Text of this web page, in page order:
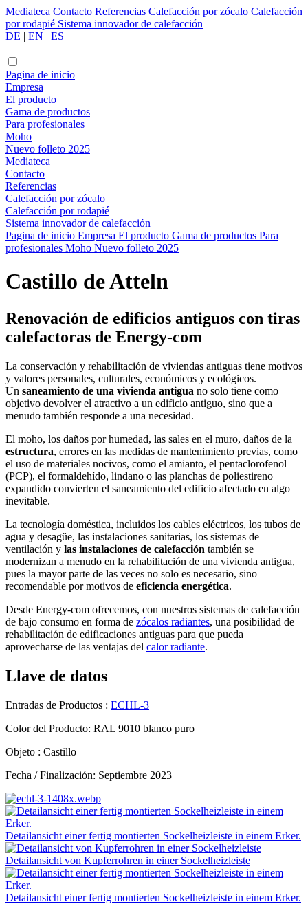
Mediateca Contacto Referencias Calefacción por zócalo Calefacción
por rodapié Sistema innovador de calefacción
DE | EN | ES
Pagina de inicio
Empresa
El producto
Gama de productos
Para profesionales
Moho
Nuevo folleto 2025
Mediateca
Contacto
Referencias
Calefacción por zócalo
Calefacción por rodapié
Sistema innovador de calefacción
Pagina de inicio Empresa El producto Gama de productos Para
profesionales Moho Nuevo folleto 2025
Castillo de Atteln
Renovación de edificios antiguos con tiras
calefactoras de Energy-com
La conservación y rehabilitación de viviendas antiguas tiene motivos
y valores personales, culturales, económicos y ecológicos.
Un saneamiento de una vivienda antigua no solo tiene como
objetivo devolver el atractivo a un edificio antiguo, sino que a
menudo también responde a una necesidad.
El moho, los daños por humedad, las sales en el muro, daños de la
estructura, errores en las medidas de mantenimiento previas, como
el uso de materiales nocivos, como el amianto, el pentaclorofenol
(PCP), el formaldehído, lindano o las planchas de poliestireno
expandido convierten el saneamiento del edificio afectado en algo
inevitable.
La tecnología doméstica, incluidos los cables eléctricos, los tubos de
agua y desagüe, las instalaciones sanitarias, los sistemas de
ventilación y las instalaciones de calefacción también se
modernizan a menudo en la rehabilitación de una vivienda antigua,
pues la mayor parte de las veces no solo es necesario, sino
recomendable por motivos de eficiencia energética.
Desde Energy-com ofrecemos, con nuestros sistemas de calefacción
de bajo consumo en forma de zócalos radiantes, una posibilidad de
rehabilitación de edificaciones antiguas para que pueda
aprovecharse de las ventajas del calor radiante.
Llave de datos
Entradas de Productos : ECHL-3
Color del Producto: RAL 9010 blanco puro
Objeto : Castillo
Fecha / Finalización: Septiembre 2023
Detailansicht einer fertig montierten Sockelheizleiste in einem Erker.
Detailansicht von Kupferrohren in einer Sockelheizleiste
Detailansicht einer fertig montierten Sockelheizleiste in einem Erker.